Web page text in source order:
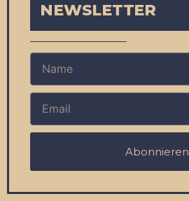
NEWSLETTER
Abonnieren